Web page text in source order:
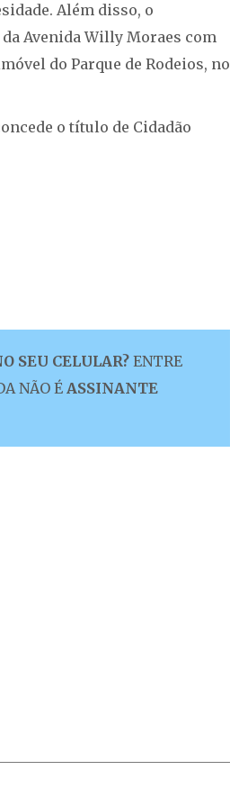
Além disso, o
Avenida Willy Moraes com
do Parque de Rodeios, no
o título de Cidadão
SEU CELULAR? ENTRE
NÃO ÉASSINANTE